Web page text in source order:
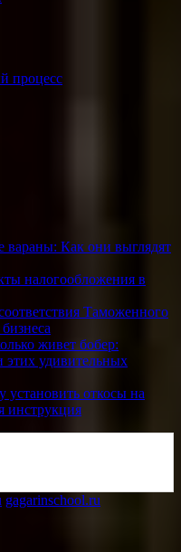
процесс
вараны: Как они выглядят
налогообложения в
Таможенного
живет бобер:
удивительных
установить откосы на
инструкция
gagarinschool.ru